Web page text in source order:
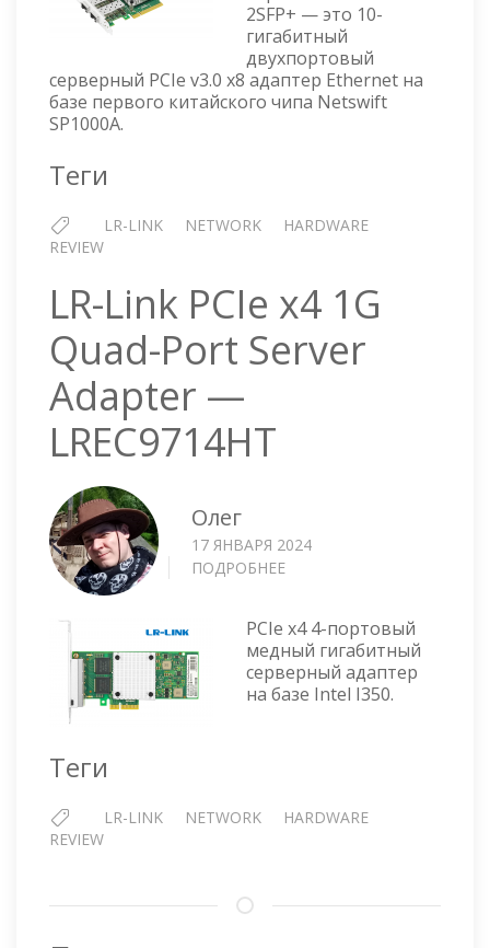
10G
DUAL-
PORT
SERVER
2SFP+ — это 10-
гигабитный
двухпортовый
серверный PCIe v3.0 x8 адаптер Ethernet на
базе первого китайского чипа Netswift
SP1000A.
Теги
LR-LINK NETWORK
HARDWARE
REVIEW
LR-Link PCIe x4 1G
Quad-Port Server
Adapter —
LREC9714HT
Олег
17 ЯНВАРЯ 2024
ПОДРОБНЕЕ
PCIE
X4
1G
QUAD-
LREC9714HT
PCIe x4 4-портовый
медный гигабитный
серверный адаптер
на базе Intel I350.
Теги
LR-LINK NETWORK
HARDWARE
REVIEW